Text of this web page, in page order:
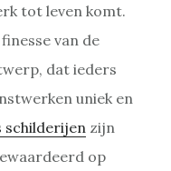
tot leven komt.
van de
dat ieders
uniek en
schilderijen zijn
op